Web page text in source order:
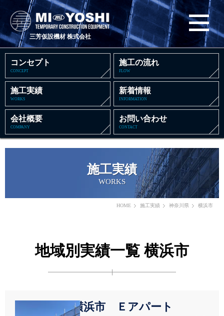
三芳仮設機材 株式会社
コンセプト
CONCEPT
施工の流れ
FLOW
施工実績
WORKS
新着情報
INFORMATION
会社概要
COMPANY
お問い合わせ
CONTACT
施工実績
WORKS
HOME 施工実績 神奈川県 横浜市
地域別実績一覧 横浜市
横浜市 Ｅアパート